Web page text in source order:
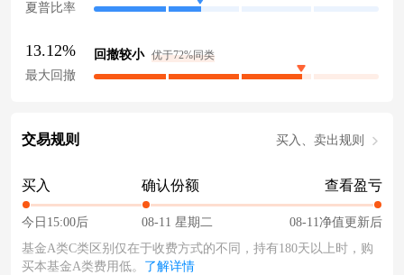
夏普比率
13.12%
最大回撤
回撤较小 优于72%同类
交易规则 买入、卖出规则
买入
今日15:00后
确认份额
08-11 星期二
查看盈亏
08-11净值更新后
基金A类C类区别仅在于收费方式的不同，持有180天以上时，购
买本基金A类费用低。 了解详情